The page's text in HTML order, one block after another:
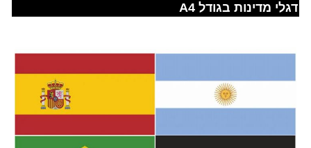
דגלי מדינות בגודל A4